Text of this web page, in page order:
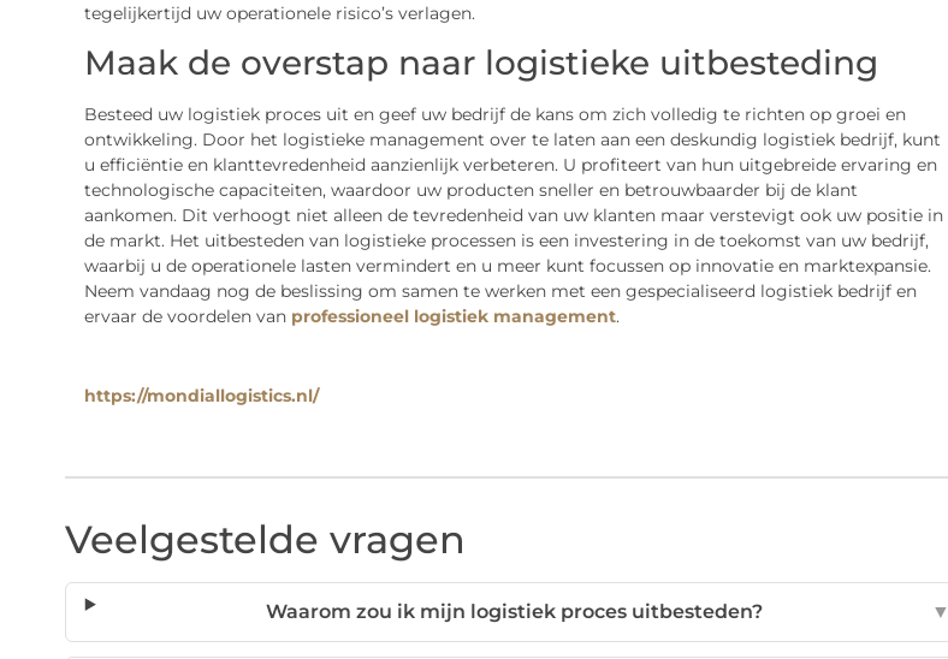
tegelijkertijd uw operationele risico’s verlagen.
Maak de overstap naar logistieke uitbesteding
Besteed uw logistiek proces uit en geef uw bedrijf de kans om zich volledig te richten op groei en
ontwikkeling. Door het logistieke management over te laten aan een deskundig logistiek bedrijf, kunt
u efficiëntie en klanttevredenheid aanzienlijk verbeteren. U profiteert van hun uitgebreide ervaring en
technologische capaciteiten, waardoor uw producten sneller en betrouwbaarder bij de klant
aankomen. Dit verhoogt niet alleen de tevredenheid van uw klanten maar verstevigt ook uw positie in
de markt. Het uitbesteden van logistieke processen is een investering in de toekomst van uw bedrijf,
waarbij u de operationele lasten vermindert en u meer kunt focussen op innovatie en marktexpansie.
Neem vandaag nog de beslissing om samen te werken met een gespecialiseerd logistiek bedrijf en
ervaar de voordelen van professioneel logistiek management.
https://mondiallogistics.nl/
Veelgestelde vragen
Waarom zou ik mijn logistiek proces uitbesteden? ▼